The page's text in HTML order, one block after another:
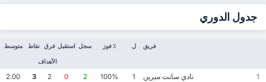
جدول الدوري
فريق ل ٪ فوز سجل استقبل فرق
الأهداف
نقاط متوسط
1 نادي سانت ميرين 1
100%
2
0
2
3
2.00